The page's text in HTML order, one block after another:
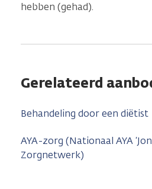
hebben (gehad).
Gerelateerd
Behandeling door een diëtist
AYA-zorg (Nationaal AYA
Zorgnetwerk)